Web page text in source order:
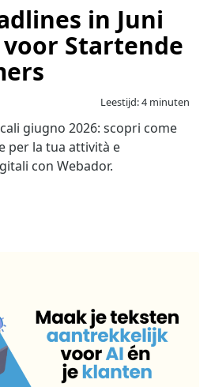
in Juni
voor Startende
Leestijd: 4 minuten
giugno 2026: scopri come
per la tua attività e
con Webador.